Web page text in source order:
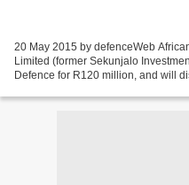
20 May 2015 by defenceWeb
Limited (former Sekunjalo
Defence for R120 million, and will